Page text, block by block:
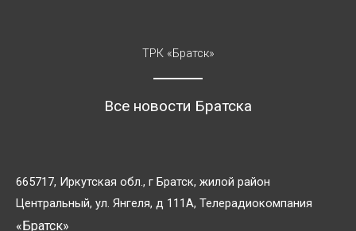
ТРК «Братск»
Все новости Братска
665717, Иркутская обл., г Братск, жилой район
Центральный, ул. Янгеля, д 111А, Телерадиокомпания
«Братск»